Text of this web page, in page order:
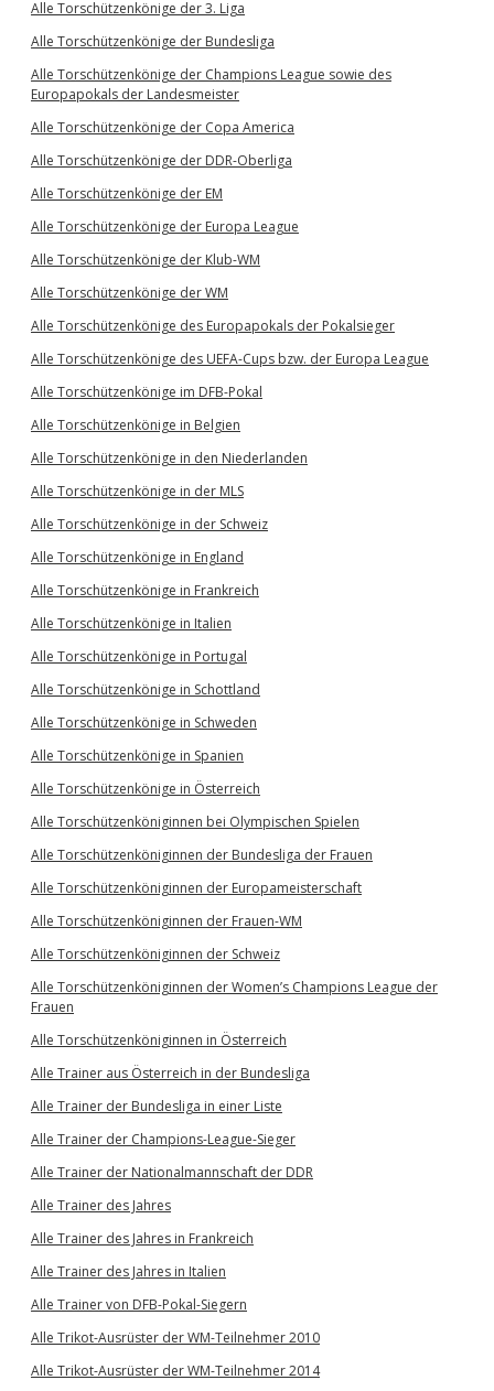
Alle Torschützenkönige der 3. Liga
Alle Torschützenkönige der Bundesliga
Alle Torschützenkönige der Champions League sowie des
Europapokals der Landesmeister
Alle Torschützenkönige der Copa America
Alle Torschützenkönige der DDR-Oberliga
Alle Torschützenkönige der EM
Alle Torschützenkönige der Europa League
Alle Torschützenkönige der Klub-WM
Alle Torschützenkönige der WM
Alle Torschützenkönige des Europapokals der Pokalsieger
Alle Torschützenkönige des UEFA-Cups bzw. der Europa League
Alle Torschützenkönige im DFB-Pokal
Alle Torschützenkönige in Belgien
Alle Torschützenkönige in den Niederlanden
Alle Torschützenkönige in der MLS
Alle Torschützenkönige in der Schweiz
Alle Torschützenkönige in England
Alle Torschützenkönige in Frankreich
Alle Torschützenkönige in Italien
Alle Torschützenkönige in Portugal
Alle Torschützenkönige in Schottland
Alle Torschützenkönige in Schweden
Alle Torschützenkönige in Spanien
Alle Torschützenkönige in Österreich
Alle Torschützenköniginnen bei Olympischen Spielen
Alle Torschützenköniginnen der Bundesliga der Frauen
Alle Torschützenköniginnen der Europameisterschaft
Alle Torschützenköniginnen der Frauen-WM
Alle Torschützenköniginnen der Schweiz
Alle Torschützenköniginnen der Women’s Champions League der
Frauen
Alle Torschützenköniginnen in Österreich
Alle Trainer aus Österreich in der Bundesliga
Alle Trainer der Bundesliga in einer Liste
Alle Trainer der Champions-League-Sieger
Alle Trainer der Nationalmannschaft der DDR
Alle Trainer des Jahres
Alle Trainer des Jahres in Frankreich
Alle Trainer des Jahres in Italien
Alle Trainer von DFB-Pokal-Siegern
Alle Trikot-Ausrüster der WM-Teilnehmer 2010
Alle Trikot-Ausrüster der WM-Teilnehmer 2014